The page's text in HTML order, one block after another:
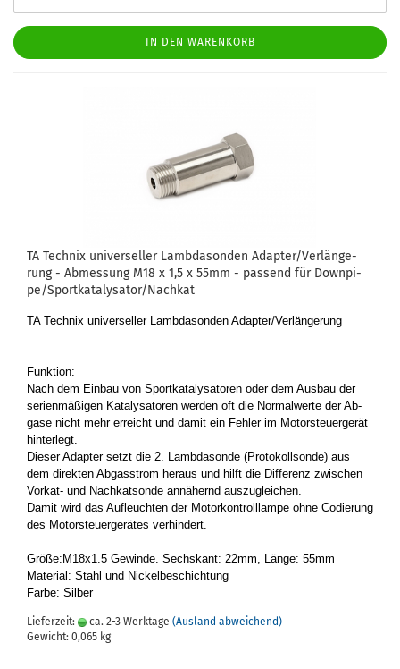
IN DEN WARENKORB
TA Tech­nix uni­ver­sel­ler Lamb­da­son­den Ad­ap­ter/Ver­län­ge­
rung - Ab­mes­sung M18 x 1,5 x 55mm - pas­send für Down­pi­
pe/Sport­ka­ta­ly­sa­tor/Nach­kat
TA Tech­nix uni­ver­sel­ler Lamb­da­son­den Ad­ap­ter/Ver­län­ge­rung
Funk­ti­on:
Nach dem Ein­bau von Sport­ka­ta­ly­sa­to­ren oder dem Aus­bau der
se­ri­en­mä­ßi­gen Ka­ta­ly­sa­to­ren wer­den oft die Nor­mal­wer­te der Ab­
ga­se nicht mehr er­reicht und damit ein Feh­ler im Mo­tor­steu­er­ge­rät
hin­ter­legt.
Die­ser Ad­ap­ter setzt die 2. Lamb­da­son­de (Pro­to­koll­son­de) aus
dem di­rek­ten Ab­gas­strom her­aus und hilft die Dif­fe­renz zwi­schen
Vorkat-​ und Nach­kat­son­de an­nä­hernd aus­zu­glei­chen.
Damit wird das Auf­leuch­ten der Mo­tor­kon­troll­lam­pe ohne Co­die­rung
des Mo­tor­steu­er­ge­rä­tes ver­hin­dert.
Größe:M18x1.5 Ge­win­de. Sechs­kant: 22mm, Länge: 55mm
Ma­te­ri­al: Stahl und Ni­ckel­be­schich­tung
Farbe: Sil­ber
Lieferzeit: ca. 2-3 Werktage (Ausland abweichend)
Gewicht: 0,065 kg